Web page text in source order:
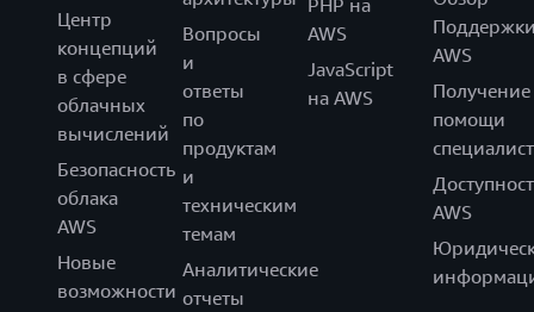
Центр
концепций
в сфере
облачных
вычислений
Безопасность
облака
AWS
Новые
возможности
Вопросы
и
ответы
по
продуктам
и
техническим
темам
Аналитические
отчеты
PHP на
AWS
JavaScript
на AWS
AWS
Получение
помощи
AWS